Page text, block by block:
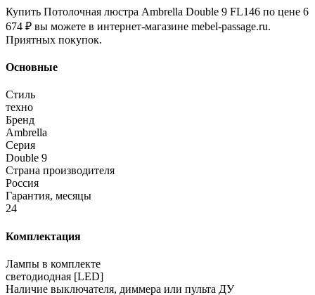
Купить Потолочная люстра Ambrella Double 9 FL146 по цене 6
674 ₽ вы можете в интернет-магазине mebel-passage.ru.
Приятных покупок.
Основные
Стиль
техно
Бренд
Ambrella
Серия
Double 9
Страна производителя
Россия
Гарантия, месяцы
24
Комплектация
Лампы в комплекте
светодиодная [LED]
Наличие выключателя, диммера или пульта ДУ